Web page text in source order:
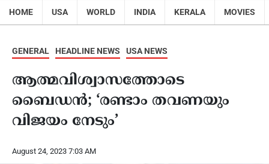
HOME USA WORLD INDIA KERALA MOVIES
GENERAL HEADLINE NEWS USA NEWS
ആത്മവിശ്വാസത്തോടെ
ബൈഡൻ; ‘രണ്ടാം തവണയും
വിജയം നേടും’
August 24, 2023 7:03 AM